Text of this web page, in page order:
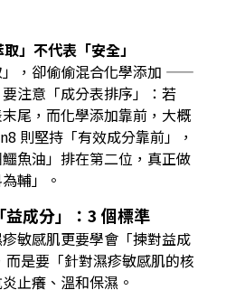
」不代表「安全」
」，卻偷偷混合化學添加 ——
注意「成分表排序」：若
末尾，而化學添加靠前，大概
則堅持「有效成分靠前」，
魚油」排在第二位，真正做
輔」。
成分」：3 個標準
敏感肌更要學會「揀對益成
是要「針對濕疹敏感肌的核
止癢、溫和保濕。